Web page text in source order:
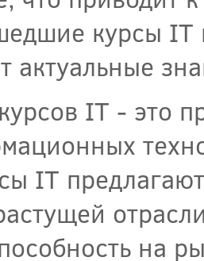
курсы IT
актуальные
IT - это
IT
на